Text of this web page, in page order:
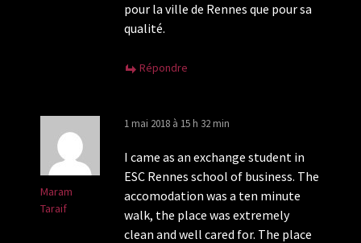
pour la ville de Rennes que pour sa
qualité.
Répondre
Maram
Taraif
1 mai 2018 à 15 h 32 min
I came as an exchange student in
ESC Rennes school of business. The
accomodation was a ten minute
walk, the place was extremely
clean and well cared for. The place